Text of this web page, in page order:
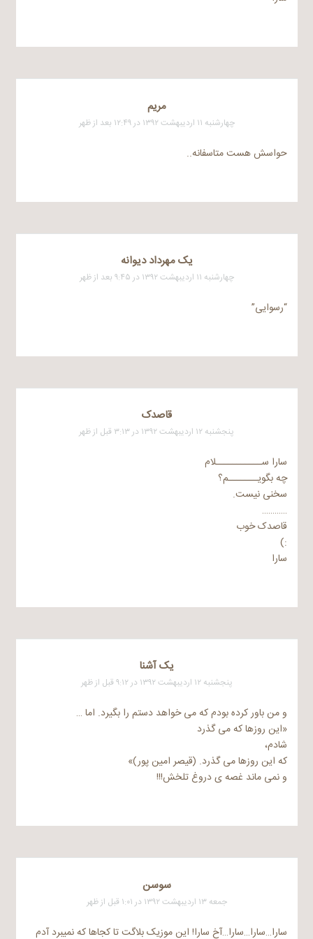
مریم
چهارشنبه ۱۱ اردیبهشت ۱۳۹۲ در ۱۲:۴۹ بعد از ظهر
حواسش هست متاسفانه..
یک مهرداد دیوانه
چهارشنبه ۱۱ اردیبهشت ۱۳۹۲ در ۹:۴۵ بعد از ظهر
“رسوایی”
قاصدک
پنجشنبه ۱۲ اردیبهشت ۱۳۹۲ در ۳:۱۳ قبل از ظهر
سارا ســـــــــــلام
چه بگویـــــــم؟
سخنی نیست.
…………
قاصدک خوب
:)
سارا
یک آشنا
پنجشنبه ۱۲ اردیبهشت ۱۳۹۲ در ۹:۱۲ قبل از ظهر
و من باور کرده بودم که می خواهد دستم را بگیرد. اما …
«این روزها که می گذرد
شادم،
که این روزها می گذرد. (قیصر امین پور)»
و نمی ماند غصه ی دروغ تلخش!!!
سوسن
جمعه ۱۳ اردیبهشت ۱۳۹۲ در ۱:۰۱ قبل از ظهر
سارا…سارا…سارا…آخ سارا! این موزیک بلاگت تا کجاها که نمیبرد آدم